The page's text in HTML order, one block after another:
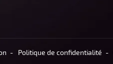
Politique de confidentialité